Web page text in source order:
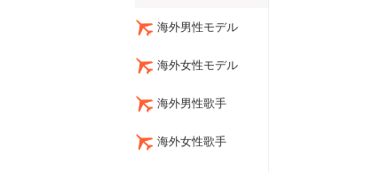
海外男性モデル
海外女性モデル
海外男性歌手
海外女性歌手